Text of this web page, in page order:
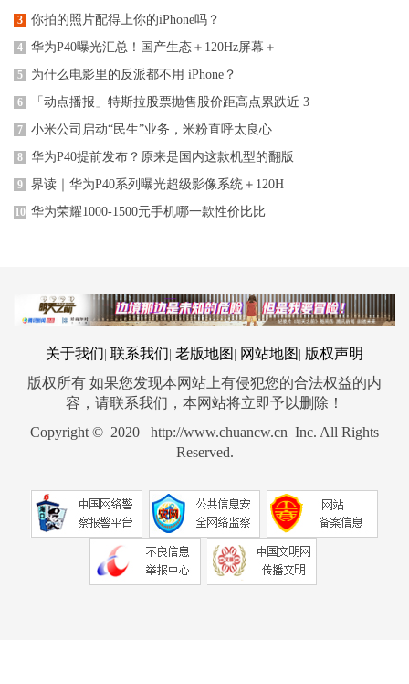
3 你拍的照片配得上你的iPhone吗？
4 华为P40曝光汇总！国产生态＋120Hz屏幕＋
5 为什么电影里的反派都不用 iPhone？
6 「动点播报」特斯拉股票抛售股价距高点累跌近 3
7 小米公司启动“民生”业务，米粉直呼太良心
8 华为P40提前发布？原来是国内这款机型的翻版
9 界读｜华为P40系列曝光超级影像系统＋120H
10 华为荣耀1000-1500元手机哪一款性价比比
关于我们 联系我们 老版地图 网站地图
版权声明
版权所有 如果您发现本网站上有侵犯您的合法权益的内
容，请联系我们，本网站将立即予以删除！
Copyright © 2020 http://www.chuancw.cn Inc. All Rights
Reserved.